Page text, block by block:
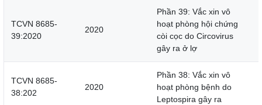
TCVN 8685-
39:2020
2020
Phần 39: Vắc xin vô
hoạt phòng hội chứng
còi cọc do Circovirus
gây ra ở lợ
TCVN 8685-
38:202
2020
Phần 38: Vắc xin vô
hoạt phòng bệnh do
Leptospira gây ra